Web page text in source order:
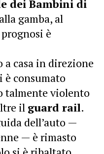
dei Bambini di
gamba, al
è
a casa in direzione
è consumato
talmente violento
il guard rail.
dell’auto —
— è rimasto